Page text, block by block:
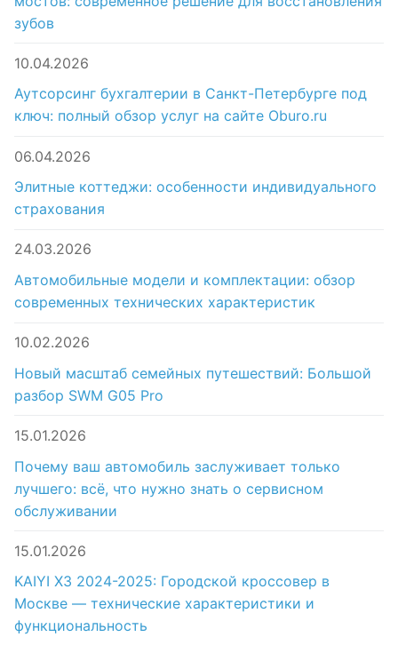
зубов
10.04.2026
Аутсорсинг бухгалтерии в Санкт-Петербурге под
ключ: полный обзор услуг на сайте Oburo.ru
06.04.2026
Элитные коттеджи: особенности индивидуального
страхования
24.03.2026
Автомобильные модели и комплектации: обзор
современных технических характеристик
10.02.2026
Новый масштаб семейных путешествий: Большой
разбор SWM G05 Pro
15.01.2026
Почему ваш автомобиль заслуживает только
лучшего: всё, что нужно знать о сервисном
обслуживании
15.01.2026
KAIYI X3 2024-2025: Городской кроссовер в
Москве — технические характеристики и
функциональность